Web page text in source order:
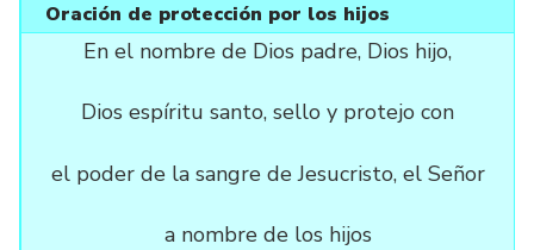
Oración de protección por los hijos
En el nombre de Dios padre, Dios hijo,
Dios espíritu santo, sello y protejo con
el poder de la sangre de Jesucristo, el Señor
a nombre de los hijos